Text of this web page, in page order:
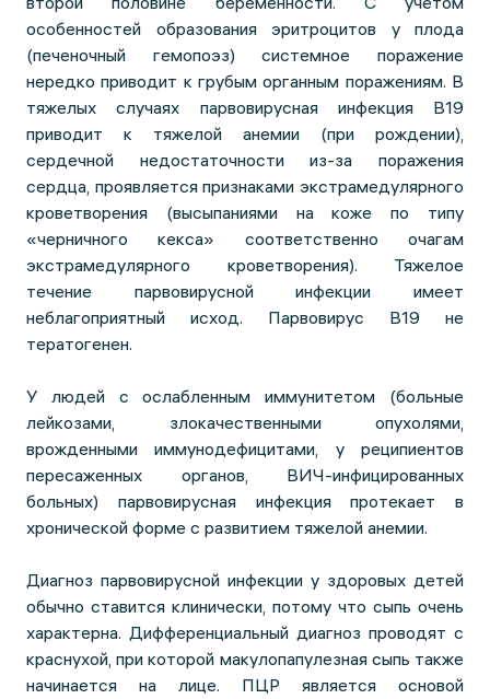
особенностей образования эритроцитов у плода
(печеночный гемопоэз) системное поражение
нередко приводит к грубым органным поражениям. В
тяжелых случаях парвовирусная инфекция B19
приводит к тяжелой анемии (при рождении),
сердечной недостаточности из-за поражения
сердца, проявляется признаками экстрамедулярного
кроветворения (высыпаниями на коже по типу
«черничного кекса» соответственно очагам
экстрамедулярного кроветворения). Тяжелое
течение парвовирусной инфекции имеет
неблагоприятный исход. Парвовирус В19 не
тератогенен.
У людей с ослабленным иммунитетом (больные
лейкозами, злокачественными опухолями,
врожденными иммунодефицитами, у реципиентов
пересаженных органов, ВИЧ-инфицированных
больных) парвовирусная инфекция протекает в
хронической форме с развитием тяжелой анемии.
Диагноз парвовирусной инфекции у здоровых детей
обычно ставится клинически, потому что сыпь очень
характерна. Дифференциальный диагноз проводят с
краснухой, при которой макулопапулезная сыпь также
начинается на лице. ПЦР является основой